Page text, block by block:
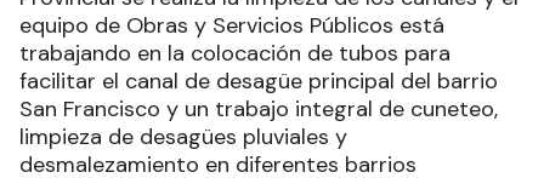
equipo de Obras y Servicios Públicos está
trabajando en la colocación de tubos para
facilitar el canal de desagüe principal del barrio
San Francisco y un trabajo integral de cuneteo,
limpieza de desagües pluviales y
desmalezamiento en diferentes barrios